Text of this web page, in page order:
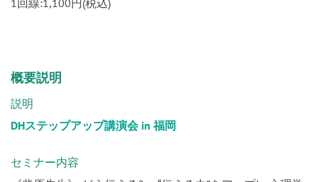
1回線:1,100円(税込)
概要説明
説明
DHステップアップ講演会 in 福岡
セミナー内容